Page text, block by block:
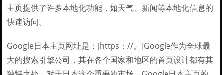
主页提供了许多本地化功能，如天气、新闻等本地化信息的
快速访问。
Google日本主页网址是：[https：//。]Google作为全球最
大的搜索引擎公司，其在各个国家和地区的首页设计都有其